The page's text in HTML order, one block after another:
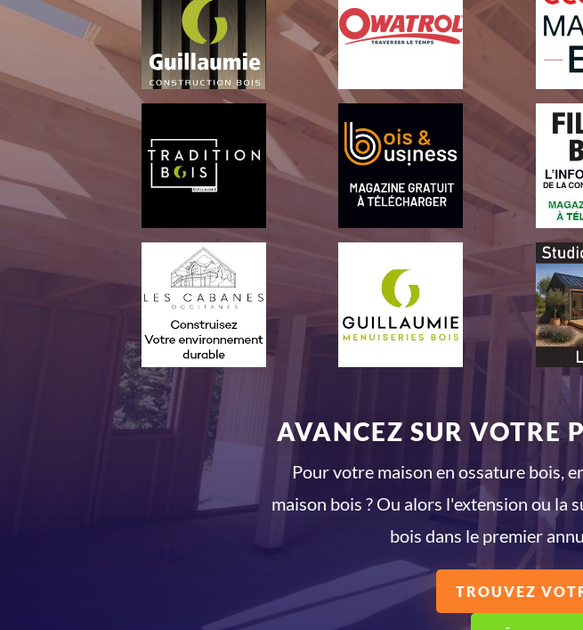
AVANCEZ SUR VOTRE
Pour votre maison en ossature bois,
maison bois ? Ou alors l'extension ou la
bois dans le premier
TROUVEZ